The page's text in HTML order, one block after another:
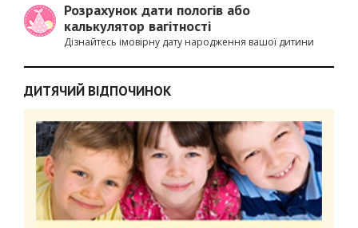
Розрахунок дати пологів або
калькулятор вагітності
Дізнайтесь імовірну дату народження вашої дитини
ДИТЯЧИЙ ВІДПОЧИНОК